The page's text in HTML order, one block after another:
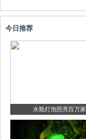
今日推荐
水瓶灯泡照亮百万家